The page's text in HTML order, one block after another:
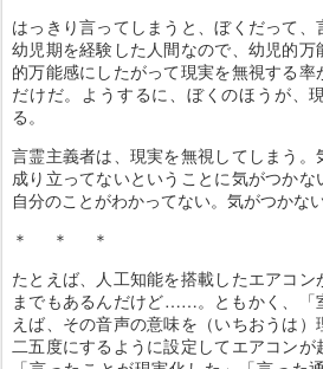
はっきり言ってしまうと、ぼくだって
幼児期を経験した人間なので、幼児的
的万能感にしたがって現実を無視する
だけだ。ようするに、ぼくのほうが、
る。
言霊主義者は、現実を無視してしまう
成り立ってないということに気がつか
自分のことがわかってない。気がつかな
＊ ＊ ＊
たとえば、人工知能を搭載したエアコ
までもあるんだけど……。ともかく、「
えば、その音声の意味を（いちおうは
二五度にするように設定してエアコンが